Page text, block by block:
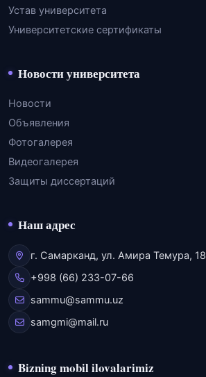
Устав университета
Университетские сертификаты
Новости университета
Новости
Объявления
Фотогалерея
Видеогалерея
Защиты диссертаций
Наш адрес
г. Самарканд, ул. Амира Темура, 18
+998 (66) 233-07-66
sammu@sammu.uz
samgmi@mail.ru
Bizning mobil ilovalarimiz